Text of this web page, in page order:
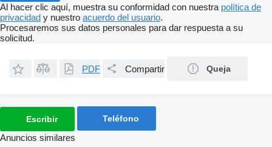
Al hacer clic aquí, muestra su conformidad con nuestra política de
privacidad y nuestro acuerdo del usuario.
Procesaremos sus datos personales para dar respuesta a su
solicitud.
PDF Compartir Queja
Escribir Teléfono
Anuncios similares